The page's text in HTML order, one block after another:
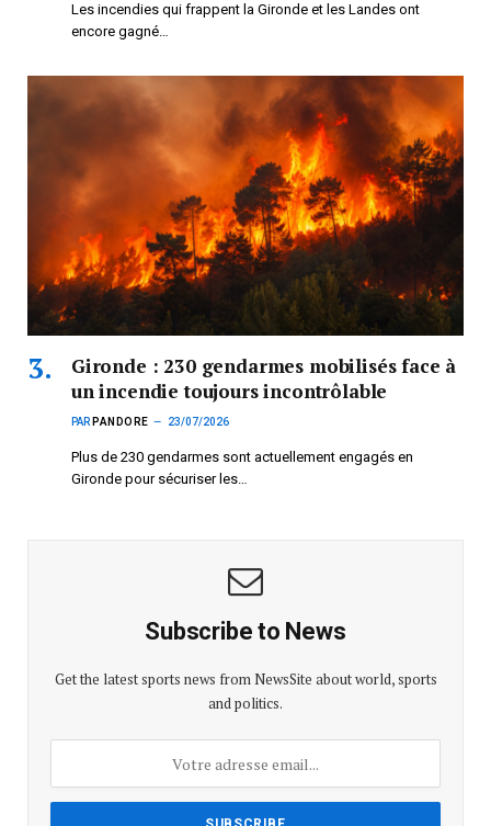
Les incendies qui frappent la Gironde et les Landes ont
encore gagné…
Gironde : 230 gendarmes mobilisés face à
un incendie toujours incontrôlable
PAR PANDORE 23/07/2026
Plus de 230 gendarmes sont actuellement engagés en
Gironde pour sécuriser les…
Subscribe to News
Get the latest sports news from NewsSite about world, sports
and politics.